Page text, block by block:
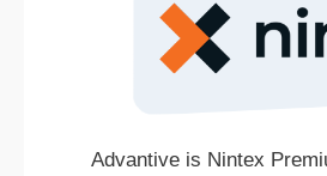
Advantive is Nintex